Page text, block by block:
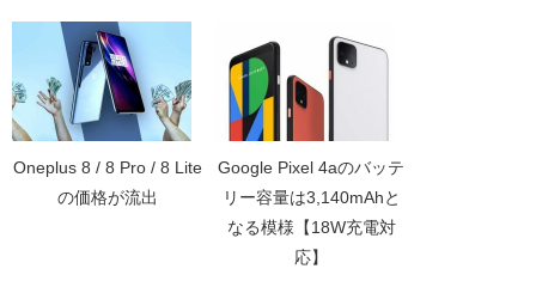
Oneplus 8 / 8 Pro / 8 Lite
の価格が流出
Google Pixel 4aのバッテ
リー容量は3,140mAhと
なる模様【18W充電対
応】